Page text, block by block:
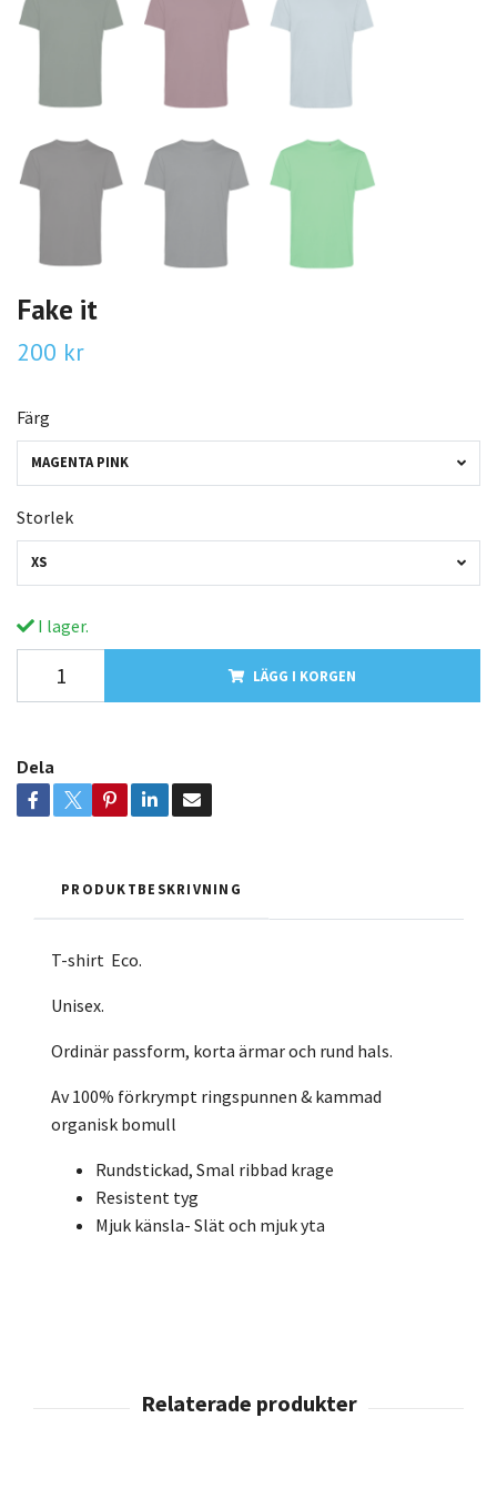
Fake it
200 kr
Färg
MAGENTA PINK
Storlek
XS
I lager.
LÄGG I KORGEN
Dela
PRODUKTBESKRIVNING
T-shirt Eco.
Unisex.
Ordinär passform, korta ärmar och rund hals.
Av 100% förkrympt ringspunnen & kammad
organisk bomull
Rundstickad, Smal ribbad krage
Resistent tyg
Mjuk känsla- Slät och mjuk yta